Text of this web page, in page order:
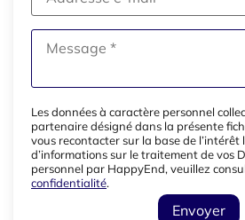
Les données à caractère personnel
partenaire désigné dans la présente
vous recontacter sur la base de l’intérêt
d’informations sur le traitement de vos
personnel par HappyEnd, veuillez
confidentialité.
Envoyer